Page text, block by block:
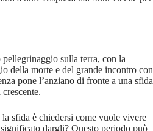
sulla terra, con la
della morte e del grande incontro con
pone l’anziano di fronte a una sfida
la sfida è chiedersi come vuole vivere
dargli? Questo periodo può